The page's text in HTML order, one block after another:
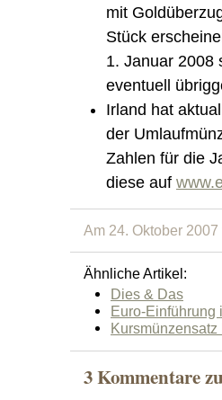
mit
Stück
1. Januar 2008
eventuell
Irland hat
der
Zahlen für die
diese auf
Am 24. Oktober
Ähnliche Artikel:
Dies & Das
Euro-Einführung
3 Kommentare